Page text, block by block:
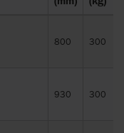
800 300
930 300